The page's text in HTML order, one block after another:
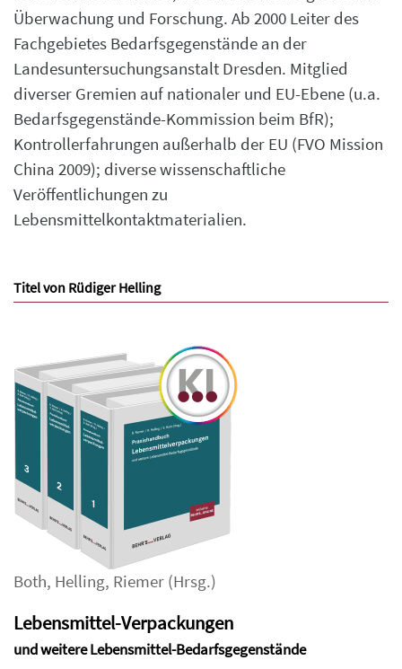
Überwachung und Forschung. Ab 2000 Leiter des
Fachgebietes Bedarfsgegenstände an der
Landesuntersuchungsanstalt Dresden. Mitglied
diverser Gremien auf nationaler und EU-Ebene (u.a.
Bedarfsgegenstände-Kommission beim BfR);
Kontrollerfahrungen außerhalb der EU (FVO Mission
China 2009); diverse wissenschaftliche
Veröffentlichungen zu
Lebensmittelkontaktmaterialien.
Titel von Rüdiger Helling
Both, Helling, Riemer (Hrsg.)
Lebensmittel-Verpackungen
und weitere Lebensmittel-Bedarfsgegenstände